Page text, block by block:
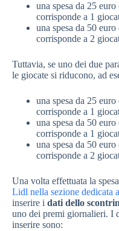
una spesa da 25
corrisponde a 1
una spesa da 50
corrisponde a 2
Tuttavia, se uno dei due
le giocate si riducono, ad
una spesa da 25
corrisponde a 1
una spesa da 50
corrisponde a 1
una spesa da 50
corrisponde a 2
Una volta effettuata la
Lidl nella sezione dedicata
inserire i dati dello
uno dei premi giornalieri. I
inserire sono: